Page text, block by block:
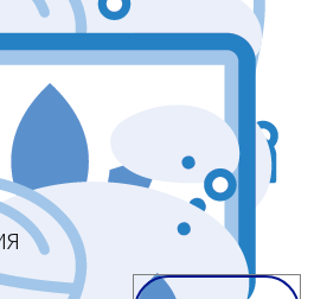
кожи лица
мышечной стимуляции